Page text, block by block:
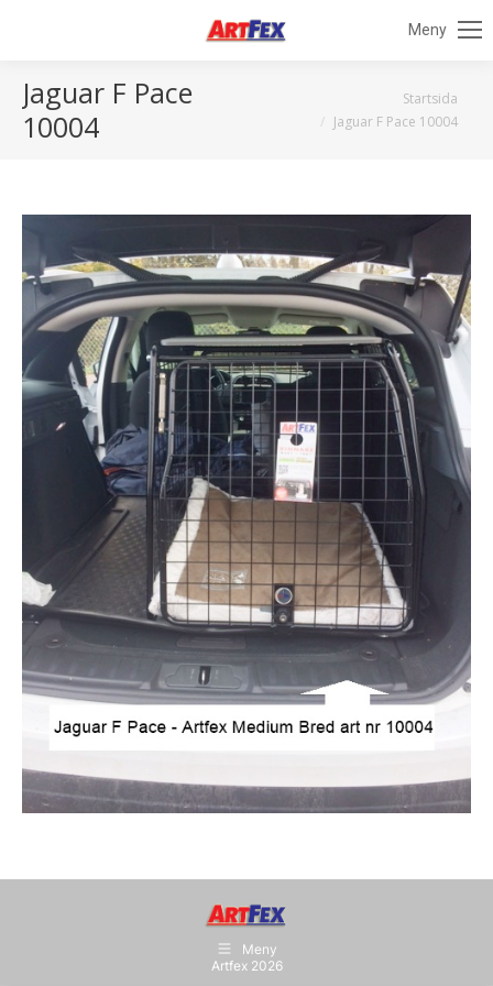
Meny
Jaguar F Pace
10004
Startsida
Jaguar F Pace 10004
Meny
Artfex 2026